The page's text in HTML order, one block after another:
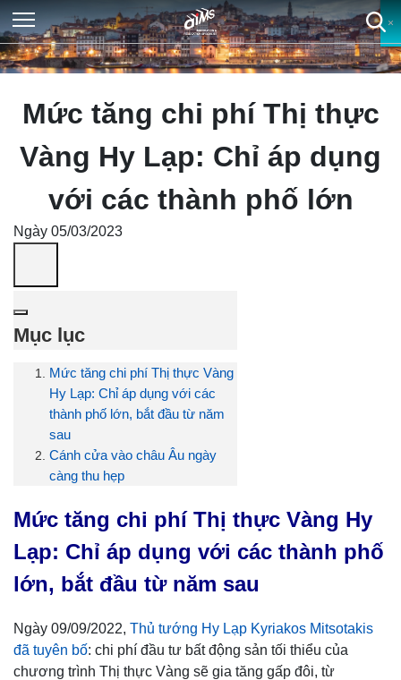
Mức tăng chi phí Thị thực
Vàng Hy Lạp: Chỉ áp dụng
với các thành phố lớn
Ngày 05/03/2023
Mục lục
Mức tăng chi phí Thị thực Vàng
Hy Lạp: Chỉ áp dụng với các
thành phố lớn, bắt đầu từ năm
sau
Cánh cửa vào châu Âu ngày
càng thu hẹp
Mức tăng chi phí Thị thực Vàng Hy
Lạp: Chỉ áp dụng với các thành phố
lớn, bắt đầu từ năm sau
Ngày 09/09/2022, Thủ tướng Hy Lạp Kyriakos Mitsotakis
đã tuyên bố: chi phí đầu tư bất động sản tối thiểu của
chương trình Thị thực Vàng sẽ gia tăng gấp đôi, từ
×
×
×
×